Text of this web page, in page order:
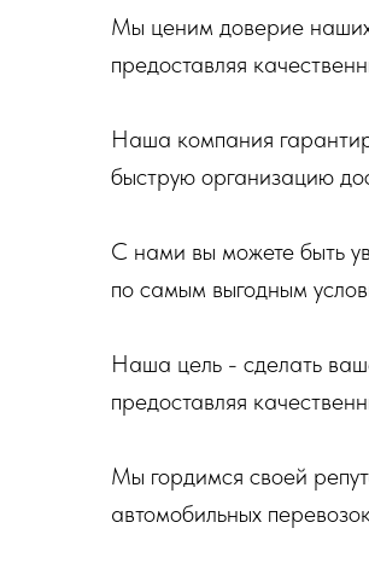
Мы ценим доверие наших
предоставляя
Наша компания
быструю организацию
С нами вы можете быть
по самым выгодным
Наша цель - сделать
предоставляя
Мы гордимся своей
автомобильных